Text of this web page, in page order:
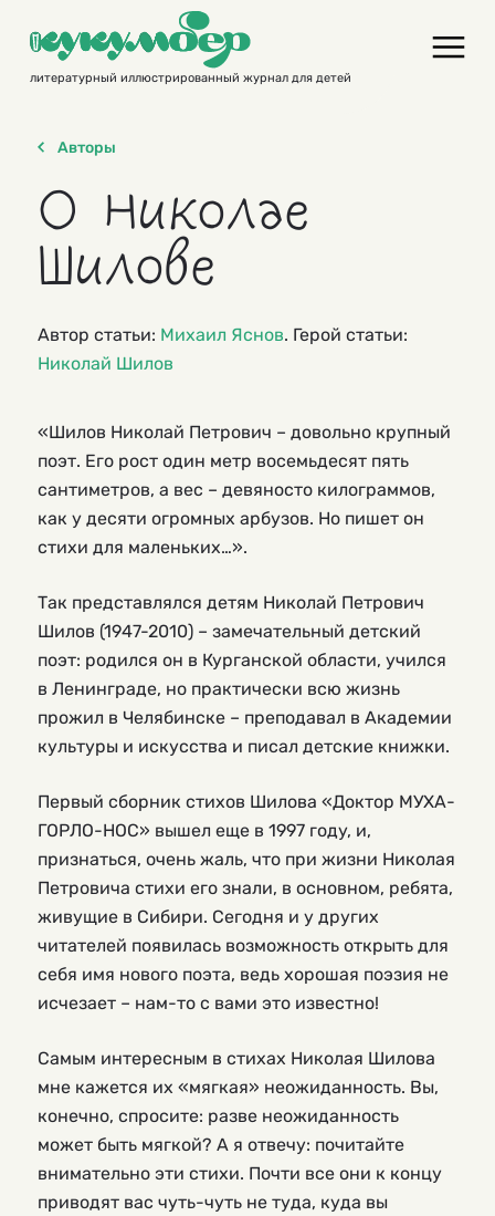
contentлитературный иллюстрированный журнал для детей
Авторы
О Николае
Шилове
Автор статьи: Михаил Яснов. Герой статьи:
Николай Шилов
«Шилов Николай Петрович – довольно крупный
поэт. Его рост один метр восемьдесят пять
сантиметров, а вес – девяносто килограммов,
как у десяти огромных арбузов. Но пишет он
стихи для маленьких…».
Так представлялся детям Николай Петрович
Шилов (1947-2010) – замечательный детский
поэт: родился он в Курганской области, учился
в Ленинграде, но практически всю жизнь
прожил в Челябинске – преподавал в Академии
культуры и искусства и писал детские книжки.
Первый сборник стихов Шилова «Доктор МУХА-
ГОРЛО-НОС» вышел еще в 1997 году, и,
признаться, очень жаль, что при жизни Николая
Петровича стихи его знали, в основном, ребята,
живущие в Сибири. Сегодня и у других
читателей появилась возможность открыть для
себя имя нового поэта, ведь хорошая поэзия не
исчезает – нам-то с вами это известно!
Самым интересным в стихах Николая Шилова
мне кажется их «мягкая» неожиданность. Вы,
конечно, спросите: разве неожиданность
может быть мягкой? А я отвечу: почитайте
внимательно эти стихи. Почти все они к концу
приводят вас чуть-чуть не туда, куда вы